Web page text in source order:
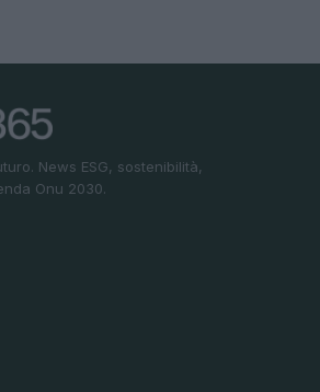
News ESG, sostenibilità,
Onu 2030.